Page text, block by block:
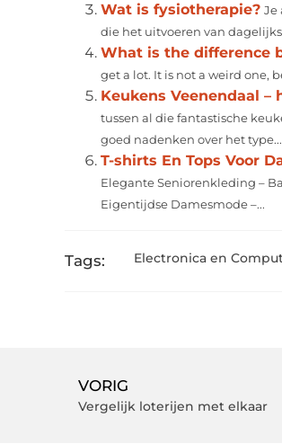
Wat is fysiotherapie? Je
die het uitvoeren van
What is the difference
get a lot. It is not a weird one,
Keukens Veenendaal
tussen al die fantastische
goed nadenken over het type...
T-shirts En Tops Voor
Elegante Seniorenkleding –
Eigentijdse Damesmode –...
Tags: Electronica en
VORIG
Vergelijk loterijen met elkaar